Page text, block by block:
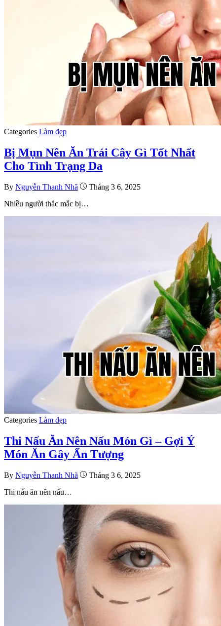
Categories Làm đẹp
Bị Mụn Nên Ăn Trái Cây Gì Tốt Nhất
Cho Tình Trạng Da
By Nguyễn Thanh Nhã
Tháng 3 6, 2025
Nhiều người thắc mắc bị…
Categories Làm đẹp
Thi Nấu Ăn Nên Nấu Món Gì – Gợi Ý
Món Ăn Gây Ấn Tượng
By Nguyễn Thanh Nhã
Tháng 3 6, 2025
Thi nấu ăn nên nấu…